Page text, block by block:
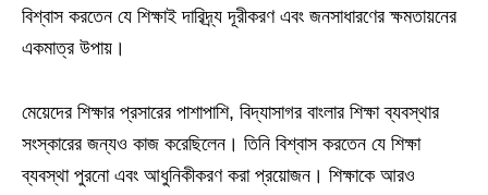
বিশ্বাস করতেন যে শিক্ষাই দারিদ্র্য দূরীকরণ এবং জনসাধারণের ক্ষমতায়নের
একমাত্র উপায়।
মেয়েদের শিক্ষার প্রসারের পাশাপাশি, বিদ্যাসাগর বাংলার শিক্ষা ব্যবস্থার
সংস্কারের জন্যও কাজ করেছিলেন। তিনি বিশ্বাস করতেন যে শিক্ষা
ব্যবস্থা পুরনো এবং আধুনিকীকরণ করা প্রয়োজন। শিক্ষাকে আরও